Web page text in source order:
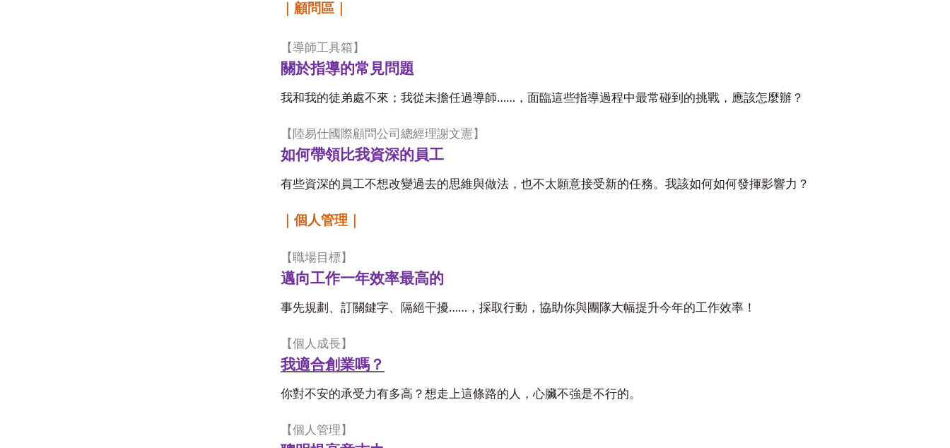
｜顧問區｜
【導師工具箱】
關於指導的常見問題
我和我的徒弟處不來；我從未擔任過導師…… ，面臨這些指導過程中最常碰到的挑戰，應該怎麼辦？
【陸易仕國際顧問公司總經理謝文憲】
如何帶領比我資深的員工
有些資深的員工不想改變過去的思維與做法，也不太願意接受新的任務。我該如何如何發揮影響力？
｜個人管理｜
【職場目標】
邁向工作一年效率最高的
事先規劃、訂關鍵字、隔絕干擾…… ，採取行動，協助你與團隊大幅提升今年的工作效率！
【個人成長】
我適合創業嗎？
你對不安的承受力有多高？想走上這條路的人，心臟不強是不行的。
【個人管理】